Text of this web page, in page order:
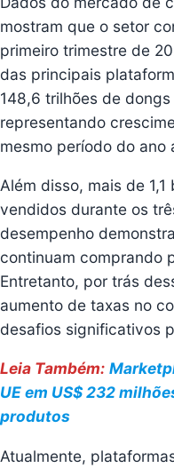
mostram que o setor
primeiro trimestre de
das principais
148,6 trilhões de
representando
mesmo período do ano
Além disso, mais de
vendidos durante os
desempenho
continuam comprando
Entretanto, por trás
aumento de taxas no
desafios significativos
Leia Também:
UE em US$ 232
produtos
Atualmente,